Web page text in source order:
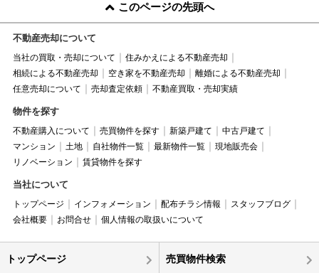
このページの先頭へ
不動産売却について
当社の買取・売却について
住みかえによる不動産売却
相続による不動産売却
空き家を不動産売却
離婚による不動産売却
任意売却について
売却査定依頼 不動産買取・売却実績
物件を探す
不動産購入について 売買物件を探す 新築戸建て
中古戸建て
マンション
土地 自社物件一覧 最新物件一覧
現地販売会
リノベーション
賃貸物件を探す
当社について
トップページ インフォメーション 配布チラシ情報
スタッフブログ
会社概要
お問合せ 個人情報の取扱いについて
トップページ 売買物件検索